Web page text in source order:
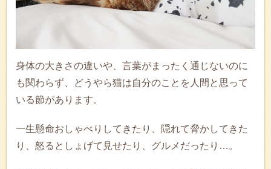
身体の大きさの違いや、言葉がまったく通じないのに
も関わらず、どうやら猫は自分のことを人間と思って
いる節があります。
一生懸命おしゃべりしてきたり、隠れて脅かしてきた
り、怒るとしょげて見せたり、グルメだったり…。